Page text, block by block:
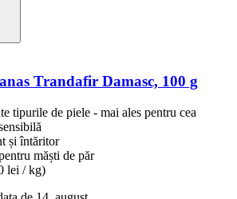
Trandafir Damasc, 100 g
tipurile de piele - mai ales pentru cea
și întăritor
măști de păr
lei / kg)